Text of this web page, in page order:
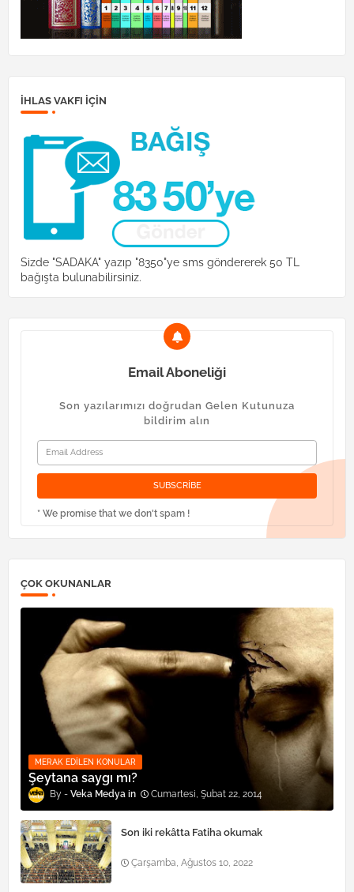
İHLAS VAKFI IÇIN
Sizde "SADAKA" yazıp "8350"ye sms göndererek 50 TL
bağışta bulunabilirsiniz.
Email Aboneliği
Son yazılarımızı doğrudan Gelen Kutunuza
bildirim alın
* We promise that we don't spam !
ÇOK OKUNANLAR
MERAK EDILEN KONULAR
Şeytana saygı mı?
Veka Medya Cumartesi, Şubat 22, 2014
Son iki rekâtta Fatiha okumak
Çarşamba, Ağustos 10, 2022